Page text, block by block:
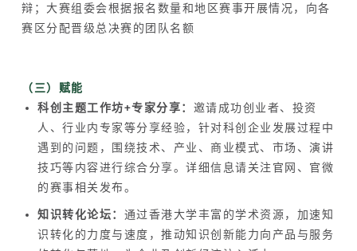
辩；大赛组委会根据报名数量和地区赛事开展情况，向各
赛区分配晋级总决赛的团队名额
（三）赋能
科创主题工作坊+专家分享： 邀请成功创业者、投资
人、行业内专家等分享经验，针对科创企业发展过程中
遇到的问题，围绕技术、产业、商业模式、市场、演讲
技巧等内容进行综合分享。详细信息请关注官网、官微
的赛事相关发布。
知识转化论坛： 通过香港大学丰富的学术资源，加速知
识转化的力度与速度，推动知识创新能力向产品与服务